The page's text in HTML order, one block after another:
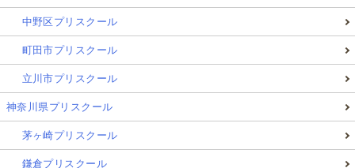
中野区プリスクール
町田市プリスクール
立川市プリスクール
神奈川県プリスクール
茅ヶ崎プリスクール
鎌倉プリスクール